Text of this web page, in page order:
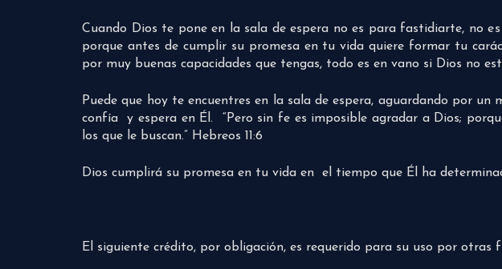
Cuando Dios te pone en la sala de espera no es para fastidiarte, no
porque antes de cumplir su promesa en tu vida quiere formar tu
por muy buenas capacidades que tengas, todo es en vano si Dios no
Puede que hoy te encuentres en la sala de espera, aguardando por
confía y espera en Él. “Pero sin fe es imposible agradar a Dios;
los que le buscan.” Hebreos 11:6
Dios cumplirá su promesa en tu vida en el tiempo que Él ha
El siguiente crédito, por obligación, es requerido para su uso por